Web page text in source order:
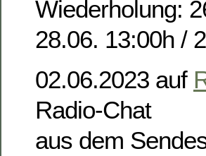
Wiederholung:
28.06. 13:00h /
02.06.2023 auf
Radio-Chat
aus dem